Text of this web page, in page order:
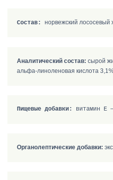
Состав:
Аналитический состав: сырой
Пищевые добавки:
Органолептические добавки: